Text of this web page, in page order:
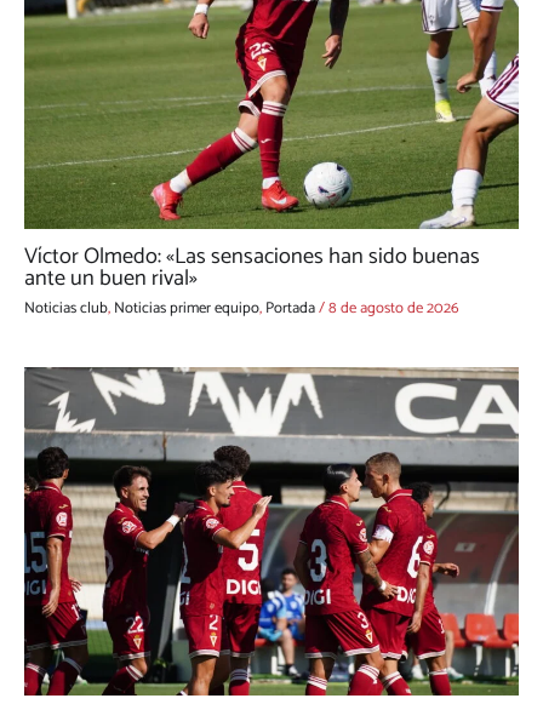
Víctor Olmedo: «Las sensaciones han sido buenas
ante un buen rival»
Noticias club,Noticias primer equipo,Portada/8 de agosto de 2026